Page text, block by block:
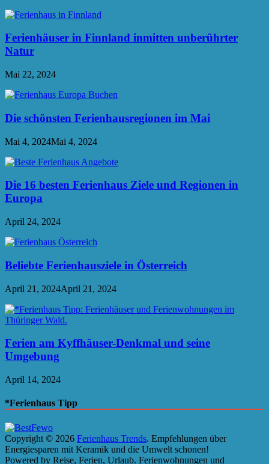
Ferienhäuser in Finnland inmitten unberührter
Natur
Mai 22, 2024
Die schönsten Ferienhausregionen im Mai
Mai 4, 2024Mai 4, 2024
Die 16 besten Ferienhaus Ziele und Regionen in
Europa
April 24, 2024
Beliebte Ferienhausziele in Österreich
April 21, 2024April 21, 2024
Ferien am Kyffhäuser-Denkmal und seine
Umgebung
April 14, 2024
*Ferienhaus Tipp
Copyright © 2026 Ferienhaus Trends. Empfehlungen über
Energiesparen mit Keramik und die Umwelt schonen!
Powered by Reise, Ferien, Urlaub. Ferienwohnungen und